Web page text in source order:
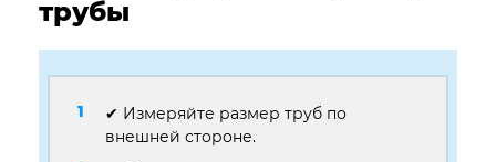
трубы
✔ Измеряйте размер труб по
внешней стороне.